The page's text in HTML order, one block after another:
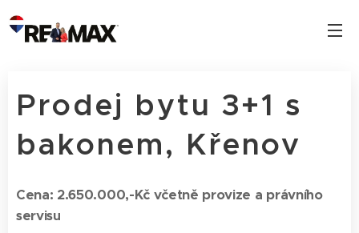
Prodej bytu 3+1 s
bakonem, Křenov
Cena: 2.650.000,-Kč včetně provize a právního
servisu